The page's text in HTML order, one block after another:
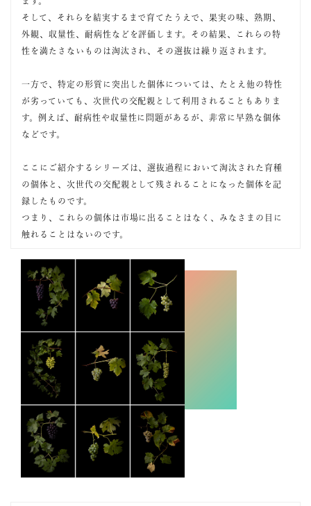
そして、それらを結実するまで育てたうえで、果実の味、熟期、
外観、収量性、耐病性などを評価します。その結果、これらの特
性を満たさないものは淘汰され、その選抜は繰り返されます。
一方で、特定の形質に突出した個体については、たとえ他の特性
が劣っていても、次世代の交配親として利用されることもありま
す。例えば、耐病性や収量性に問題があるが、非常に早熟な個体
などです。
ここにご紹介するシリーズは、選抜過程において淘汰された育種
の個体と、次世代の交配親として残されることになった個体を記
録したものです。
つまり、これらの個体は市場に出ることはなく、みなさまの目に
触れることはないのです。